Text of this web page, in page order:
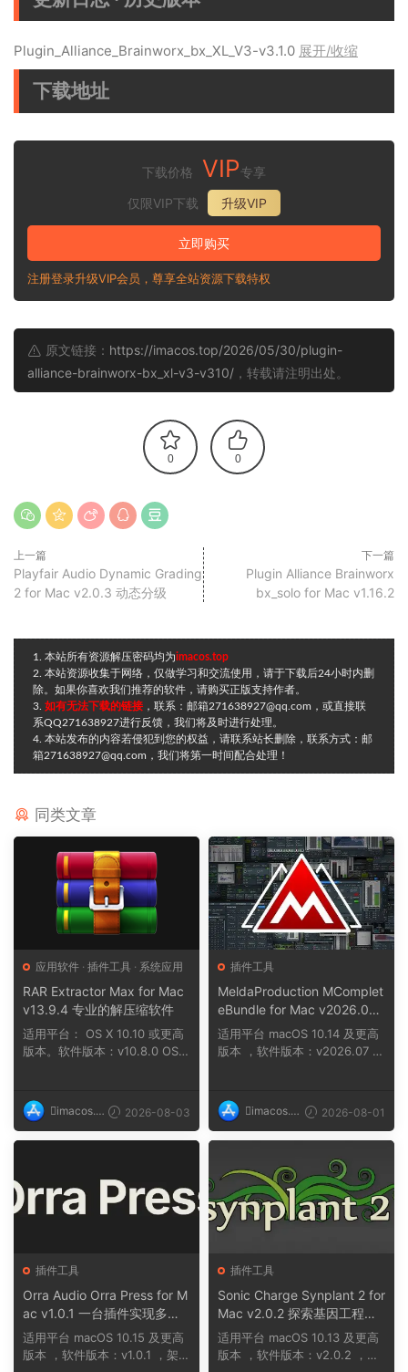
Plugin_Alliance_Brainworx_bx_XL_V3-v3.1.0 展开/收缩
下载地址
下载价格 VIP专享
仅限VIP下载
升级VIP
立即购买
注册登录升级VIP会员，尊享全站资源下载特权
原文链接： https://imacos.top/2026/05/30/plugin-
alliance-brainworx-bx_xl-v3-v310/ ，转载请注明出处。
0 0
上一篇
Playfair Audio Dynamic Grading
2 for Mac v2.0.3 动态分级
下一篇
Plugin Alliance Brainworx
bx_solo for Mac v1.16.2
1. 本站所有资源解压密码均为imacos.top
2. 本站资源收集于网络，仅做学习和交流使用，请于下载后24小时内删
除。如果你喜欢我们推荐的软件，请购买正版支持作者。
3. 如有无法下载的链接 ，联系：邮箱271638927@qq.com，或直接联
系QQ271638927进行反馈，我们将及时进行处理。
4. 本站发布的内容若侵犯到您的权益，请联系站长删除，联系方式：邮
箱271638927@qq.com，我们将第一时间配合处理！
同类文章
应用软件 · 插件工具 · 系统应用
RAR Extractor Max for Mac
v13.9.4 专业的解压缩软件
适用平台： OS X 10.10 或更高
版本。软件版本：v10.8.0 OS X
imacos.t
op
2026-08-03
插件工具
MeldaProduction MComplet
eBundle for Mac v2026.07
提供一站式音乐制作解决方
案，涵盖从作曲到母带处理的
适用平台 macOS 10.14 及更高
版本 ，软件版本：v2026.07 ，
imacos.t
op
2026-08-01
插件工具
Orra Audio Orra Press for M
ac v1.0.1 一台插件实现多种
压缩效果组合
适用平台 macOS 10.15 及更高
版本 ，软件版本：v1.0.1 ，架
插件工具
Sonic Charge Synplant 2 for
Mac v2.0.2 探索基因工程合
成音乐的新方式，通过培育声
音细胞创造独特音色
适用平台 macOS 10.13 及更高
版本 ，软件版本：v2.0.2 ，架